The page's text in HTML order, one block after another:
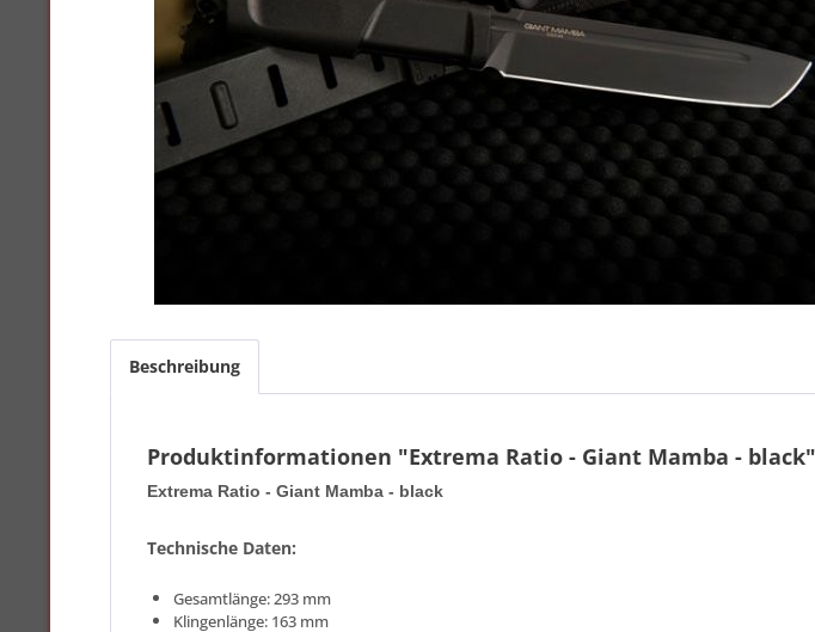
Beschreibung
Produktinformationen "Extrema Ratio - Giant Mamba - black"
Extrema Ratio - Giant Mamba - black
Technische Daten:
Gesamtlänge: 293 mm
Klingenlänge: 163 mm